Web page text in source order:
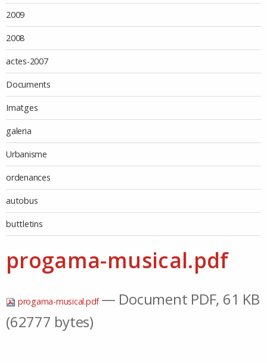
2009
2008
actes-2007
Documents
Imatges
galeria
Urbanisme
ordenances
autobus
buttletins
progama-musical.pdf
progama-musical.pdf — Document PDF, 61 KB
(62777 bytes)